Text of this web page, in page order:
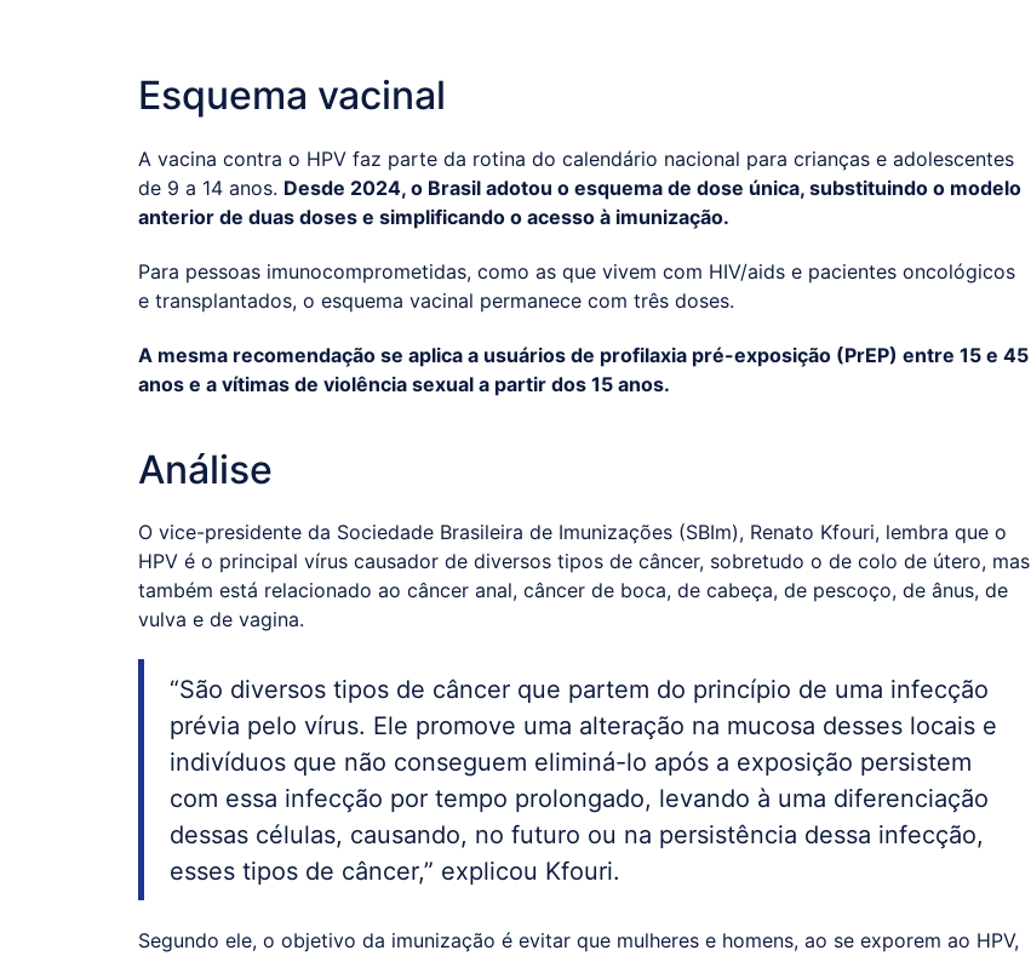
Esquema vacinal
A vacina contra o HPV faz parte da rotina do calendário nacional para crianças e adolescentes
de 9 a 14 anos. Desde 2024, o Brasil adotou o esquema de dose única, substituindo o modelo
anterior de duas doses e simplificando o acesso à imunização.
Para pessoas imunocomprometidas, como as que vivem com HIV/aids e pacientes oncológicos
e transplantados, o esquema vacinal permanece com três doses.
A mesma recomendação se aplica a usuários de profilaxia pré-exposição (PrEP) entre 15 e 45
anos e a vítimas de violência sexual a partir dos 15 anos.
Análise
O vice-presidente da Sociedade Brasileira de Imunizações (SBIm), Renato Kfouri, lembra que o
HPV é o principal vírus causador de diversos tipos de câncer, sobretudo o de colo de útero, mas
também está relacionado ao câncer anal, câncer de boca, de cabeça, de pescoço, de ânus, de
vulva e de vagina.
“São diversos tipos de câncer que partem do princípio de uma infecção
prévia pelo vírus. Ele promove uma alteração na mucosa desses locais e
indivíduos que não conseguem eliminá-lo após a exposição persistem
com essa infecção por tempo prolongado, levando à uma diferenciação
dessas células, causando, no futuro ou na persistência dessa infecção,
esses tipos de câncer,” explicou Kfouri.
Segundo ele, o objetivo da imunização é evitar que mulheres e homens, ao se exporem ao HPV,